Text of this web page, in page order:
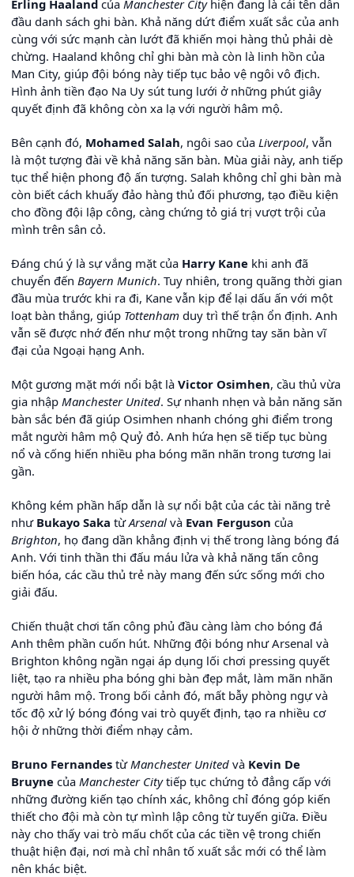
Erling Haaland của Manchester Cityhiện đang là cái tên dẫn
đầu danh sách ghi bàn. Khả năng dứt điểm xuất sắc của anh
cùng với sức mạnh càn lướt đã khiến mọi hàng thủ phải dè
chừng. Haaland không chỉ ghi bàn mà còn là linh hồn của
Man City, giúp đội bóng này tiếp tục bảo vệ ngôi vô địch.
Hình ảnh tiền đạo Na Uy sút tung lưới ở những phút giây
quyết định đã không còn xa lạ với người hâm mộ.
Bên cạnh đó, Mohamed Salah, ngôi sao của Liverpool, vẫn
là một tượng đài về khả năng săn bàn. Mùa giải này, anh tiếp
tục thể hiện phong độ ấn tượng. Salah không chỉ ghi bàn mà
còn biết cách khuấy đảo hàng thủ đối phương, tạo điều kiện
cho đồng đội lập công, càng chứng tỏ giá trị vượt trội của
mình trên sân cỏ.
Đáng chú ý là sự vắng mặt của Harry Kane khi anh đã
chuyển đến Bayern Munich. Tuy nhiên, trong quãng thời gian
đầu mùa trước khi ra đi, Kane vẫn kịp để lại dấu ấn với một
loạt bàn thắng, giúp Tottenham duy trì thế trận ổn định. Anh
vẫn sẽ được nhớ đến như một trong những tay săn bàn vĩ
đại của Ngoại hạng Anh.
Một gương mặt mới nổi bật là Victor Osimhen, cầu thủ vừa
gia nhập Manchester United. Sự nhanh nhẹn và bản năng săn
bàn sắc bén đã giúp Osimhen nhanh chóng ghi điểm trong
mắt người hâm mộ Quỷ đỏ. Anh hứa hẹn sẽ tiếp tục bùng
nổ và cống hiến nhiều pha bóng mãn nhãn trong tương lai
gần.
Không kém phần hấp dẫn là sự nổi bật của các tài năng trẻ
như Bukayo Saka từArsenal và Evan Ferguson của
Brighton, họ đang dần khẳng định vị thế trong làng bóng đá
Anh. Với tinh thần thi đấu máu lửa và khả năng tấn công
biến hóa, các cầu thủ trẻ này mang đến sức sống mới cho
giải đấu.
Chiến thuật chơi tấn công phủ đầu càng làm cho bóng đá
Anh thêm phần cuốn hút. Những đội bóng như Arsenal và
Brighton không ngần ngại áp dụng lối chơi pressing quyết
liệt, tạo ra nhiều pha bóng ghi bàn đẹp mắt, làm mãn nhãn
người hâm mộ. Trong bối cảnh đó, mất bẫy phòng ngự và
tốc độ xử lý bóng đóng vai trò quyết định, tạo ra nhiều cơ
hội ở những thời điểm nhạy cảm.
Bruno Fernandes từ Manchester United và Kevin De
Bruyne của Manchester Citytiếp tục chứng tỏ đẳng cấp với
những đường kiến tạo chính xác, không chỉ đóng góp kiến
thiết cho đội mà còn tự mình lập công từ tuyến giữa. Điều
này cho thấy vai trò mấu chốt của các tiền vệ trong chiến
thuật hiện đại, nơi mà chỉ nhân tố xuất sắc mới có thể làm
nên khác biệt.